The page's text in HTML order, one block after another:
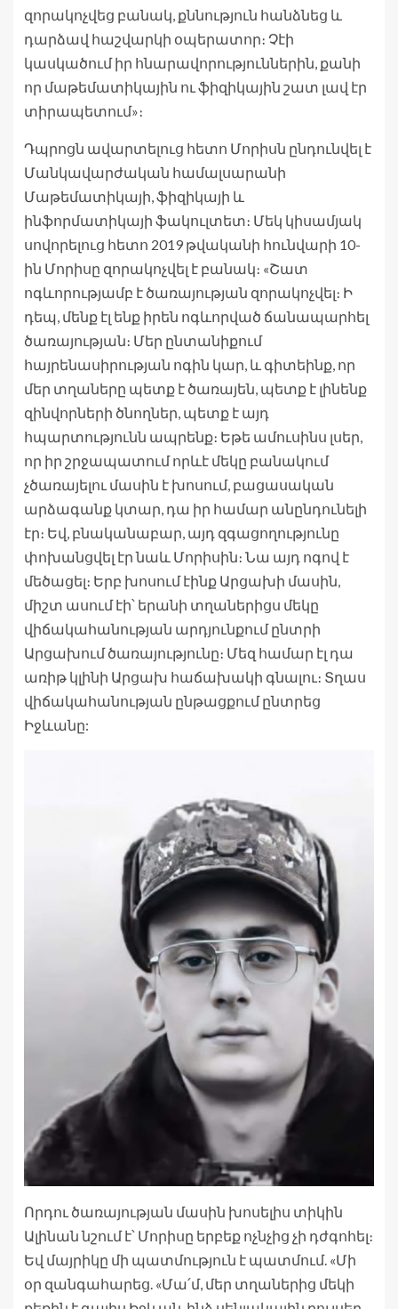
զորակոչվեց բանակ, քննություն հանձնեց և
դարձավ հաշվարկի օպերատոր։ Չէի
կասկածում իր հնարավորություններին, քանի
որ մաթեմատիկային ու ֆիզիկային շատ լավ էր
տիրապետում»։
Դպրոցն ավարտելուց հետո Մորիսն ընդունվել է
Մանկավարժական համալսարանի
Մաթեմատիկայի, ֆիզիկայի և
ինֆորմատիկայի ֆակուլտետ։ Մեկ կիսամյակ
սովորելուց հետո 2019 թվականի հունվարի 10-
ին Մորիսը զորակոչվել է բանակ։ «Շատ
ոգևորությամբ է ծառայության զորակոչվել։ Ի
դեպ, մենք էլ ենք իրեն ոգևորված ճանապարհել
ծառայության։ Մեր ընտանիքում
հայրենասիրության ոգին կար, և գիտեինք, որ
մեր տղաները պետք է ծառայեն, պետք է լինենք
զինվորների ծնողներ, պետք է այդ
հպարտությունն ապրենք։ Եթե ամուսինս լսեր,
որ իր շրջապատում որևէ մեկը բանակում
չծառայելու մասին է խոսում, բացասական
արձագանք կտար, դա իր համար անընդունելի
էր։ Եվ, բնականաբար, այդ զգացողությունը
փոխանցվել էր նաև Մորիսին։ Նա այդ ոգով է
մեծացել։ Երբ խոսում էինք Արցախի մասին,
միշտ ասում էի՝ երանի տղաներիցս մեկը
վիճակահանության արդյունքում ընտրի
Արցախում ծառայությունը։ Մեզ համար էլ դա
առիթ կլինի Արցախ հաճախակի գնալու։ Տղաս
վիճակահանության ընթացքում ընտրեց
Իջևանը:
Որդու ծառայության մասին խոսելիս տիկին
Ալինան նշում է՝ Մորիսը երբեք ոչնչից չի դժգոհել։
Եվ մայրիկը մի պատմություն է պատմում. «Մի
օր զանգահարեց. «Մա՛մ, մեր տղաներից մեկի